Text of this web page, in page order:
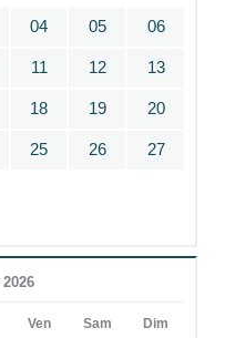
04 05 06
11 12 13
18 19 20
25 26 27
Ven Sam Dim